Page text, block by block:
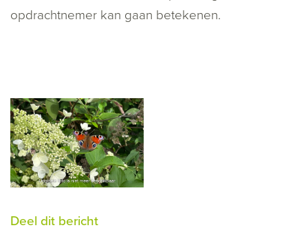
opdrachtnemer kan gaan betekenen.
Deel dit bericht